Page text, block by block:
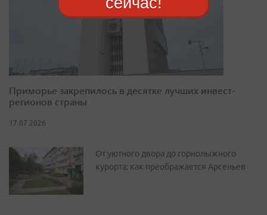
Приморье закрепилось в десятке лучших инвест-
регионов страны
17.07.2026
От уютного двора до горнолыжного
курорта: как преображается Арсеньев